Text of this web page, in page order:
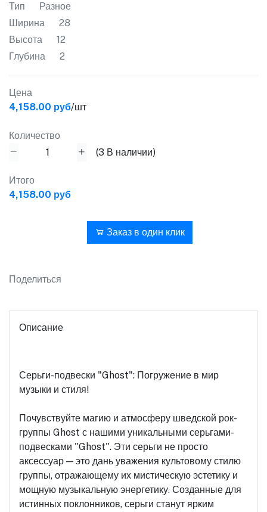
Тип
Разное
Ширина
28
Высота
12
Глубина
2
Цена
4,158.00 руб/шт
Количество
(3 В наличии)
Итого
4,158.00 руб
Заказ в один клик
Поделиться
Описание
Серьги-подвески "Ghost": Погружение в мир
музыки и стиля!
Почувствуйте магию и атмосферу шведской рок-
группы Ghost с нашими уникальными серьгами-
подвесками "Ghost". Эти серьги не просто
аксессуар — это дань уважения культовому стилю
группы, отражающему их мистическую эстетику и
мощную музыкальную энергетику. Созданные для
истинных поклонников, серьги станут ярким